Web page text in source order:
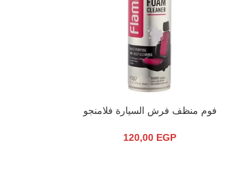
إضافة إلى السلة
فوم منظف فرش السيارة فلامنجو
120,00 EGP